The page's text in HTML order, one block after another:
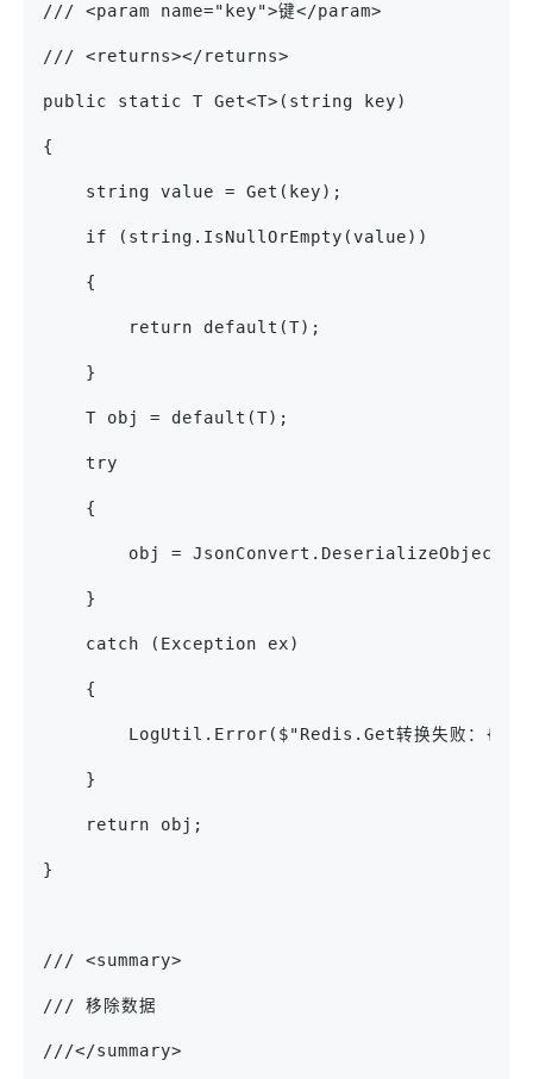
/// <param name="key">键</param>
/// <returns></returns>
public static T Get<T>(string key)
{
    string value = Get(key);
    if (string.IsNullOrEmpty(value))
    {
        return default(T);
    }
    T obj = default(T);
    try
    {
obj =
    }
    catch (Exception ex)
    {
LogUtil.Error($"Redis.Get转换失败：
    }
    return obj;
}
/// <summary>
/// 移除数据
///</summary>